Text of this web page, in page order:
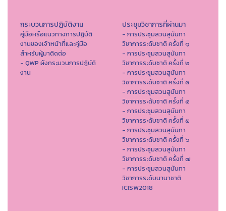
กระบวนการปฏิบัติงาน
คู่มือหรือแนวทางการปฏิบัติ
งานของเจ้าหน้าที่และคู่มือ
สำหรับผู้มาติดต่อ
- QWP ผังกระบวนการปฏิบัติ
งาน
ประชุมวิชาการที่ผ่านมา
- การประชุมสวนสุนันทา
วิชาการระดับชาติ ครั้งที่ ๑
- การประชุมสวนสุนันทา
วิชาการระดับชาติ ครั้งที่ ๒
- การประชุมสวนสุนันทา
วิชาการระดับชาติ ครั้งที่ ๓
- การประชุมสวนสุนันทา
วิชาการระดับชาติ ครั้งที่ ๔
- การประชุมสวนสุนันทา
วิชาการระดับชาติ ครั้งที่ ๕
- การประชุมสวนสุนันทา
วิชาการระดับชาติ ครั้งที่ ๖
- การประชุมสวนสุนันทา
วิชาการระดับชาติ ครั้งที่ ๗
- การประชุมสวนสุนันทา
วิชาการระดับนานาชาติ
ICISW2018